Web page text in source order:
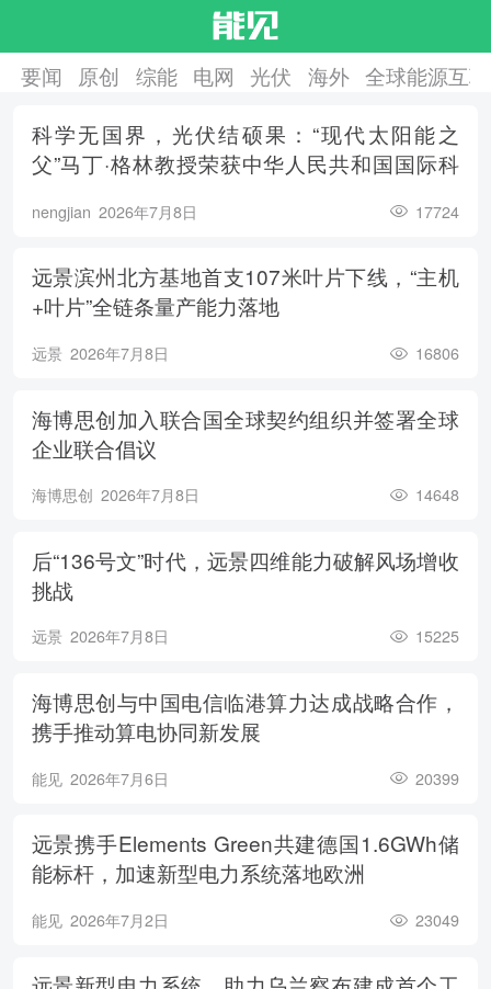
要闻 原创 综能 电网 光伏 海外 全球能源互
科学无国界，光伏结硕果：“现代太阳能之
父”马丁·格林教授荣获中华人民共和国国际科
nengjian 2026年7月8日 17724
远景滨州北方基地首支107米叶片下线，“主机
+叶片”全链条量产能力落地
远景 2026年7月8日 16806
海博思创加入联合国全球契约组织并签署全球
企业联合倡议
海博思创 2026年7月8日 14648
后“136号文”时代，远景四维能力破解风场增收
挑战
远景 2026年7月8日 15225
海博思创与中国电信临港算力达成战略合作，
携手推动算电协同新发展
能见 2026年7月6日 20399
远景携手Elements Green共建德国1.6GWh储
能标杆，加速新型电力系统落地欧洲
能见 2026年7月2日 23049